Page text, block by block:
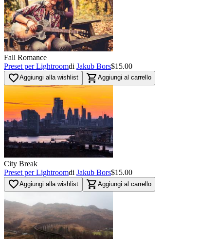
Fall Romance
Preset per Lightroomdi Jakub Bors$15.00
favorite_borderAggiungi alla wishlist shopping_cart Aggiungi al carrello
City Break
Preset per Lightroomdi Jakub Bors$15.00
favorite_borderAggiungi alla wishlist shopping_cart Aggiungi al carrello